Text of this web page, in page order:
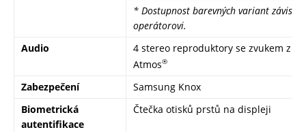
* Dostupnost barevných variant závisí
operátorovi.
Audio
4 stereo reproduktory se zvukem z
Atmos®
Zabezpečení
Samsung Knox
Biometrická
autentifikace
Čtečka otisků prstů na displeji